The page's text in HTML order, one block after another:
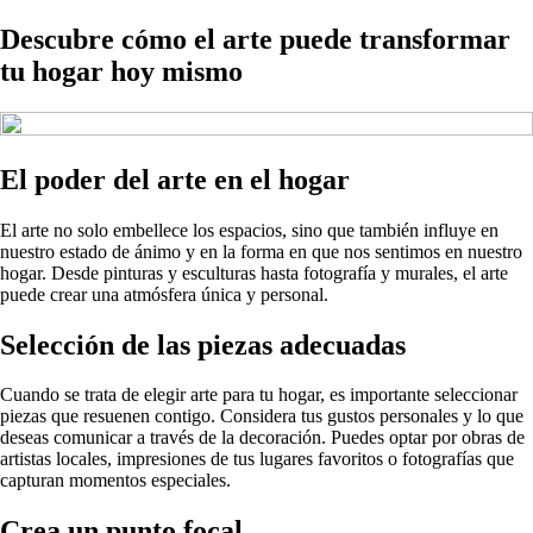
Descubre cómo el arte puede transformar
tu hogar hoy mismo
El poder del arte en el hogar
El arte no solo embellece los espacios, sino que también influye en
nuestro estado de ánimo y en la forma en que nos sentimos en nuestro
hogar. Desde pinturas y esculturas hasta fotografía y murales, el arte
puede crear una atmósfera única y personal.
Selección de las piezas adecuadas
Cuando se trata de elegir arte para tu hogar, es importante seleccionar
piezas que resuenen contigo. Considera tus gustos personales y lo que
deseas comunicar a través de la decoración. Puedes optar por obras de
artistas locales, impresiones de tus lugares favoritos o fotografías que
capturan momentos especiales.